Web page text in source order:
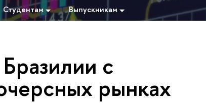
Студентам Выпускникам
с
рынках